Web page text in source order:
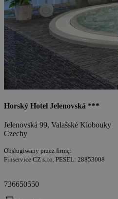
Horský Hotel Jelenovská ***
Jelenovská 99, Valašské Klobouky
Czechy
Obsługiwany przez firmę:
Finservice CZ s.r.o. PESEL: 28853008
736650550